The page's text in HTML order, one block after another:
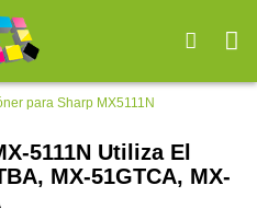
para Sharp MX5111N
5111N Utiliza El
MX-51GTCA, MX-